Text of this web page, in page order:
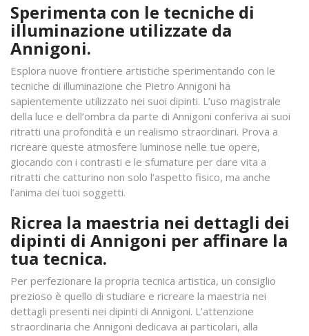
Sperimenta con le tecniche di
illuminazione utilizzate da
Annigoni.
Esplora nuove frontiere artistiche sperimentando con le
tecniche di illuminazione che Pietro Annigoni ha
sapientemente utilizzato nei suoi dipinti. L’uso magistrale
della luce e dell’ombra da parte di Annigoni conferiva ai suoi
ritratti una profondità e un realismo straordinari. Prova a
ricreare queste atmosfere luminose nelle tue opere,
giocando con i contrasti e le sfumature per dare vita a
ritratti che catturino non solo l’aspetto fisico, ma anche
l’anima dei tuoi soggetti.
Ricrea la maestria nei dettagli dei
dipinti di Annigoni per affinare la
tua tecnica.
Per perfezionare la propria tecnica artistica, un consiglio
prezioso è quello di studiare e ricreare la maestria nei
dettagli presenti nei dipinti di Annigoni. L’attenzione
straordinaria che Annigoni dedicava ai particolari, alla